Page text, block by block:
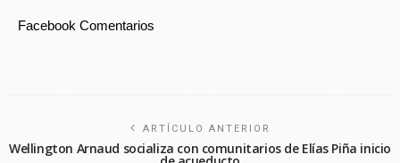
Facebook Comentarios
ARTÍCULO ANTERIOR
Wellington Arnaud socializa con comunitarios de Elías Piña inicio